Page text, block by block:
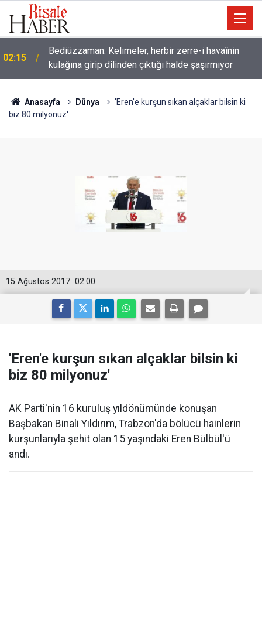
01:45
Müslümanlardan dilinizi çekin, onlardan biri
öldüğünde de
Anasayfa Dünya
'Eren'e kurşun sıkan alçaklar bilsin ki
biz 80 milyonuz'
02:00
15 Ağustos 2017
'Eren'e kurşun sıkan alçaklar bilsin ki
biz 80 milyonuz'
AK Parti'nin 16 kuruluş yıldönümünde konuşan
Başbakan Binali Yıldırım, Trabzon'da bölücü hainlerin
kurşunlarıyla şehit olan 15 yaşındaki Eren Bülbül'ü
andı.